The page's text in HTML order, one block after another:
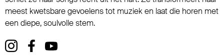
meest kwetsbare gevoelens tot muziek en laat die horen met
een diepe, soulvolle stem.